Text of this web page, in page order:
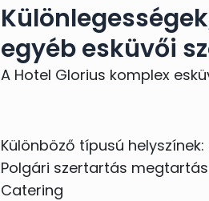
egyéb esküvői
A Hotel Glorius komplex
Különböző típusú
Polgári szertartás
Catering